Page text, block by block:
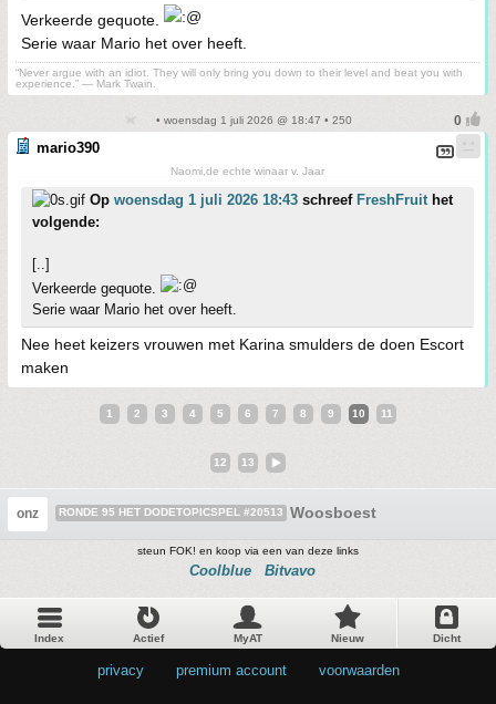
Verkeerde gequote.
Serie waar Mario het over heeft.
“Never argue with an idiot. They will only bring you down to their level and beat you with
experience.” ― Mark Twain.
• woensdag 1 juli 2026 @ 18:47 • 250
mario390
Naomi,de echte winaar v. Jaar
Op woensdag 1 juli 2026 18:43 schreef FreshFruithet
volgende:
[..]
Verkeerde gequote.
Serie waar Mario het over heeft.
Nee heet keizers vrouwen met Karina smulders de doen Escort
maken
1 2 3 4 5 6 7 8 9 10 11
12 13
onz RONDE 95 HET DODETOPICSPEL #20513 Woosboest
steun FOK! en koop via een van deze links
Coolblue Bitvavo
Index Actief MyAT Nieuw Dicht
privacy premium account voorwaarden